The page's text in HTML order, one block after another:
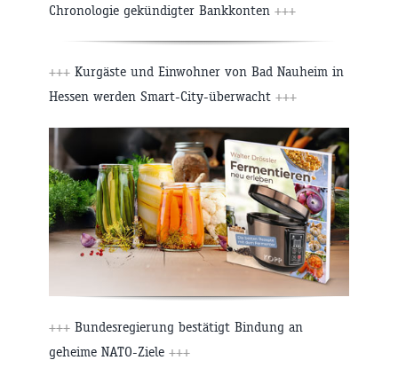
Chronologie gekündigter Bankkonten +++
+++ Kurgäste und Einwohner von Bad Nauheim in
Hessen werden Smart-City-überwacht +++
+++ Bundesregierung bestätigt Bindung an
geheime NATO-Ziele +++